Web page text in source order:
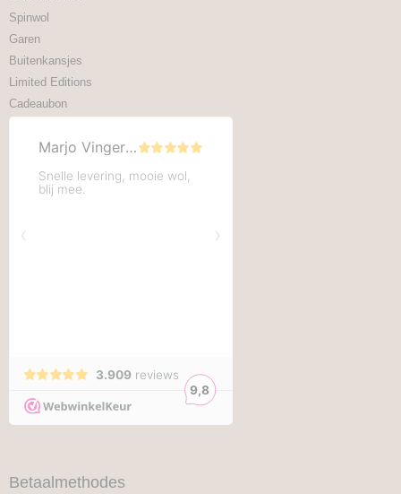
Spinwol
Garen
Buitenkansjes
Limited Editions
Cadeaubon
Betaalmethodes